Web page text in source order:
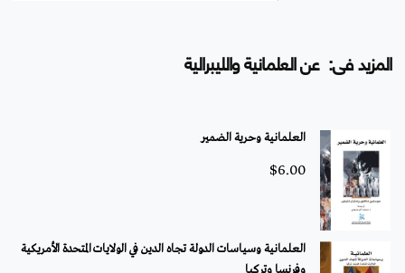
المزيد فى: عن العلمانية والليبرالية
العلمانية وحرية الضمير
$6.00
العلمانية وسياسات الدولة تجاه الدين في الولايات المتحدة الأمريكية